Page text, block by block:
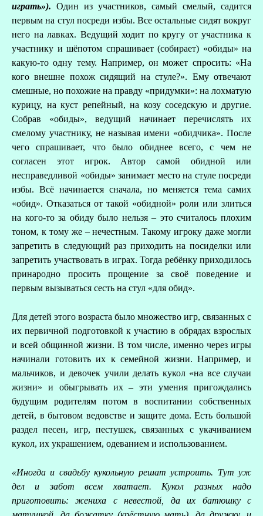
играть»). Один из участников, самый смелый, садится
первым на стул посреди избы. Все остальные сидят вокруг
него на лавках. Ведущий ходит по кругу от участника к
участнику и шёпотом спрашивает (собирает) «обиды» на
какую-то одну тему. Например, он может спросить: «На
кого внешне похож сидящий на стуле?». Ему отвечают
смешные, но похожие на правду «придумки»: на лохматую
курицу, на куст репейный, на козу соседскую и другие.
Собрав «обиды», ведущий начинает перечислять их
смелому участнику, не называя имени «обидчика». После
чего спрашивает, что было обиднее всего, с чем не
согласен этот игрок. Автор самой обидной или
несправедливой «обиды» занимает место на стуле посреди
избы. Всё начинается сначала, но меняется тема самих
«обид». Отказаться от такой «обидной» роли или злиться
на кого-то за обиду было нельзя – это считалось плохим
тоном, к тому же – нечестным. Такому игроку даже могли
запретить в следующий раз приходить на посиделки или
запретить участвовать в играх. Тогда ребёнку приходилось
принародно просить прощение за своё поведение и
первым вызываться сесть на стул «для обид».
Для детей этого возраста было множество игр, связанных с
их первичной подготовкой к участию в обрядах взрослых
и всей общинной жизни. В том числе, именно через игры
начинали готовить их к семейной жизни. Например, и
мальчиков, и девочек учили делать кукол «на все случаи
жизни» и обыгрывать их – эти умения пригождались
будущим родителям потом в воспитании собственных
детей, в бытовом ведовстве и защите дома. Есть большой
раздел песен, игр, пестушек, связанных с укачиванием
кукол, их украшением, одеванием и использованием.
«Иногда и свадьбу кукольную решат устроить. Тут уж
дел и забот всем хватает. Кукол разных надо
приготовить: жениха с невестой, да их батюшку с